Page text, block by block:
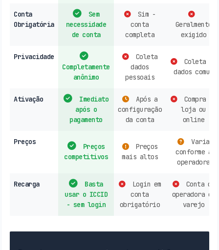
Conta
Obrigatória
Sem
necessidade
de conta
Sim -
conta
completa
Geralmente
exigido
Privacidade
Completamente
anônimo
Coleta
dados
pessoais
Coleta de
dados comum
Ativação
Imediato
após o
pagamento
Após a
configuração
da conta
Compra em
loja ou
online
Preços
Preços
competitivos
Preços
mais altos
Varia
conforme a
operadora
Recarga
Basta
usar o ICCID
- sem login
Login em
conta
obrigatório
Conta de
operadora ou
varejo